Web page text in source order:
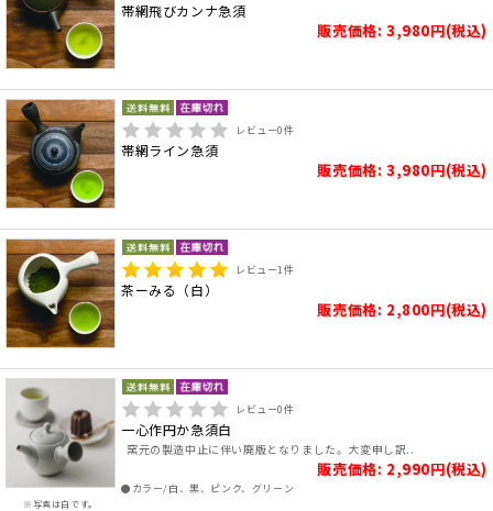
帯網飛びカンナ急須
販売価格: 3,980円(税込)
レビュー0件
帯網ライン急須
販売価格: 3,980円(税込)
レビュー1件
茶ーみる（白）
販売価格: 2,800円(税込)
※写真は白です。
レビュー0件
一心作円か急須白
窯元の製造中止に伴い廃版となりました。大変申し訳..
販売価格: 2,990円(税込)
●カラー/白、黒、ピンク、グリーン